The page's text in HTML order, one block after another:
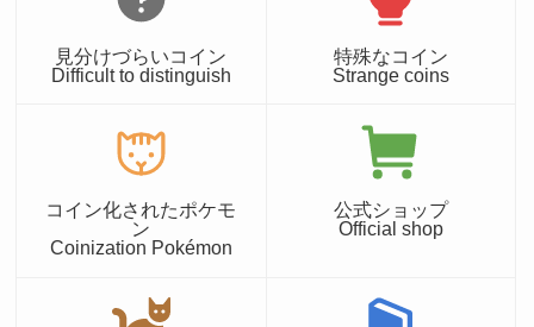
見分けづらいコイン
Difficult to distinguish
特殊なコイン
Strange coins
コイン化されたポケモ
ン
Coinization Pokémon
公式ショップ
Official shop